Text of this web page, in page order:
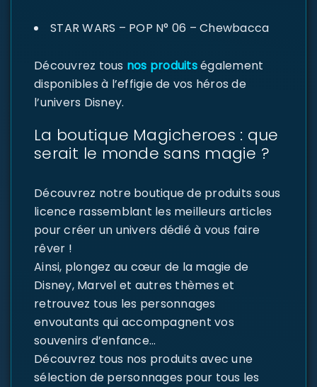
STAR WARS – POP N° 06 – Chewbacca
Découvrez tous nos produitségalement
disponibles à l’effigie de vos héros de
l’univers Disney.
La boutique Magicheroes : que
serait le monde sans magie ?
Découvrez notre boutique de produits sous
licence rassemblant les meilleurs articles
pour créer un univers dédié à vous faire
rêver !
Ainsi, plongez au cœur de la magie de
Disney, Marvel et autres thèmes et
retrouvez tous les personnages
envoutants qui accompagnent vos
souvenirs d’enfance…
Découvrez tous nos produits avec une
sélection de personnages pour tous les